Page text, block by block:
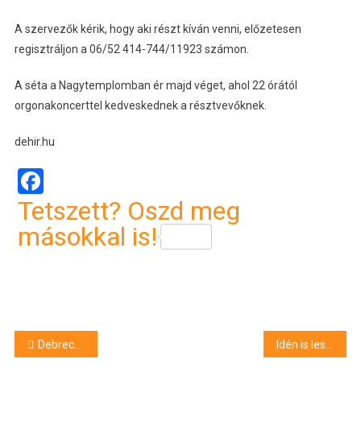
A szervezők kérik, hogy aki részt kíván venni, előzetesen
regisztráljon a 06/52 414-744/11923 számon.
A séta a Nagytemplomban ér majd véget, ahol 22 órától
orgonakoncerttel kedveskednek a résztvevőknek.
dehir.hu
Facebook
Tetszett? Oszd meg
másokkal is!
Bejegyzés
Debreceni Kézműves Fesztivál 2014